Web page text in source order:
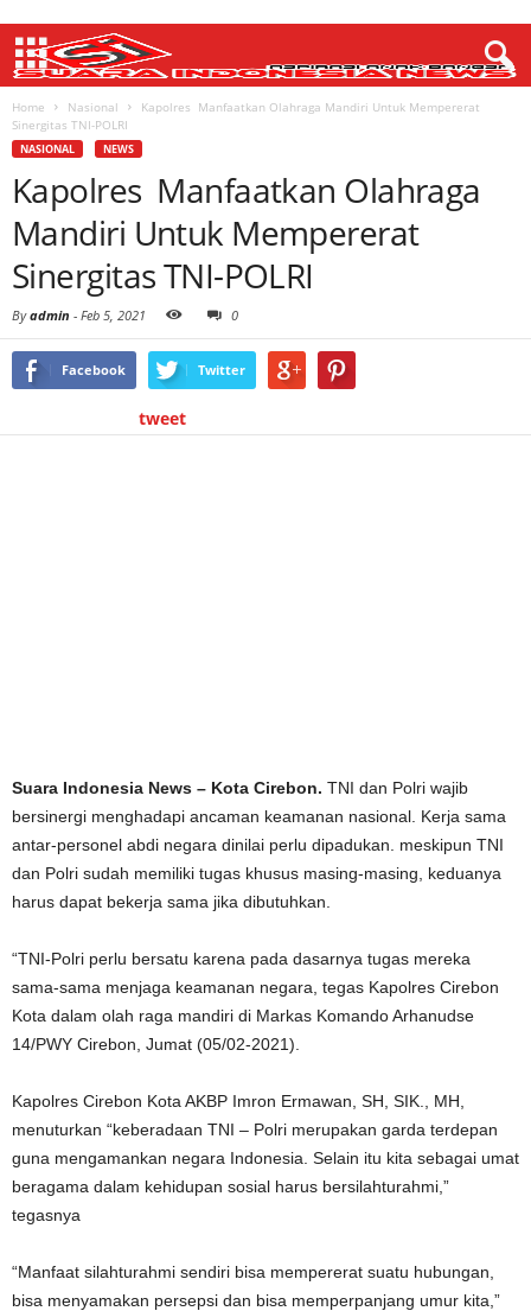
Home Nasional
Kapolres Manfaatkan Olahraga Mandiri Untuk Mempererat
Sinergitas TNI-POLRI
NASIONAL NEWS
Kapolres Manfaatkan Olahraga
Mandiri Untuk Mempererat
Sinergitas TNI-POLRI
Byadmin - Feb 5, 2021 0
Facebook Twitter
tweet
Suara Indonesia News – Kota Cirebon. TNI dan Polri wajib
bersinergi menghadapi ancaman keamanan nasional. Kerja sama
antar-personel abdi negara dinilai perlu dipadukan. meskipun TNI
dan Polri sudah memiliki tugas khusus masing-masing, keduanya
harus dapat bekerja sama jika dibutuhkan.
“TNI-Polri perlu bersatu karena pada dasarnya tugas mereka
sama-sama menjaga keamanan negara, tegas Kapolres Cirebon
Kota dalam olah raga mandiri di Markas Komando Arhanudse
14/PWY Cirebon, Jumat (05/02-2021).
Kapolres Cirebon Kota AKBP Imron Ermawan, SH, SIK., MH,
menuturkan “keberadaan TNI – Polri merupakan garda terdepan
guna mengamankan negara Indonesia. Selain itu kita sebagai umat
beragama dalam kehidupan sosial harus bersilahturahmi,”
tegasnya
“Manfaat silahturahmi sendiri bisa mempererat suatu hubungan,
bisa menyamakan persepsi dan bisa memperpanjang umur kita,”